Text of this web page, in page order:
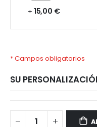
+ 15,00 €
* Campos obligatorios
SU